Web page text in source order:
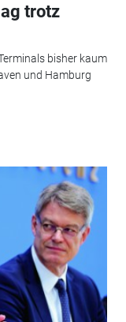
trotz
bisher kaum
und Hamburg